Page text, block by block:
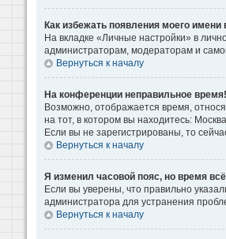
Как избежать появления моего
На вкладке «Личные настройки» в
администраторам, модераторам и
Вернуться к началу
На конференции неправильное время!
Возможно, отображается время,
на тот, в котором вы находитесь:
Если вы не зарегистрированы, то
Вернуться к началу
Я изменил часовой пояс, но время
Если вы уверены, что правильно
администратора для устранения
Вернуться к началу